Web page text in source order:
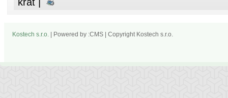
Kostech s.r.o. | Powered by :CMS | Copyright Kostech s.r.o.